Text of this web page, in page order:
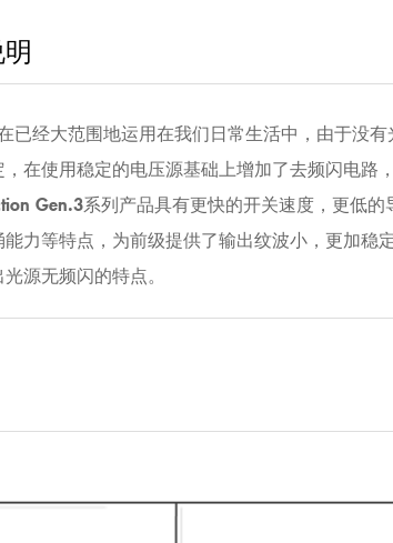
在已经大范围地运用在我们日常生活中，由于没
，在使用稳定的电压源基础上增加了去频闪电路
Gen.3系列产品具有更快的开关速度，更低
能力等特点，为前级提供了输出纹波小，更加稳
光源无频闪的特点。